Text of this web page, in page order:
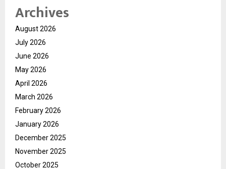
Archives
August 2026
July 2026
June 2026
May 2026
April 2026
March 2026
February 2026
January 2026
December 2025
November 2025
October 2025